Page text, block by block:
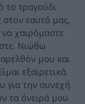
το τραγούδι
εαυτό μας,
χαιρόμαστε
Νιώθω
μου και
εξαιρετικά
για την συνεχή
τα όνειρά μου